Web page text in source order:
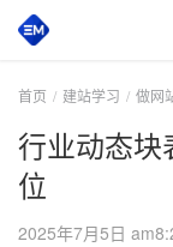
首页 建站学习 做网
行业动态块
位
2025年7月5日